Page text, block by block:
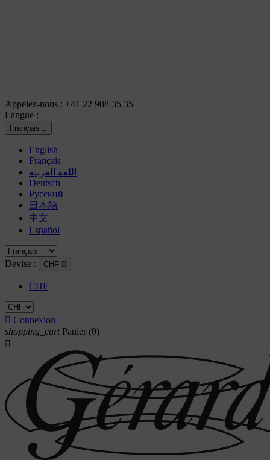
Appelez-nous : +41 22 908 35 35
Langue :
Français 
English
Français
اللغة العربية
Deutsch
Русский
日本語
中文
Español
Devise : CHF 
CHF
 Connexion
shopping_cart Panier (0)
